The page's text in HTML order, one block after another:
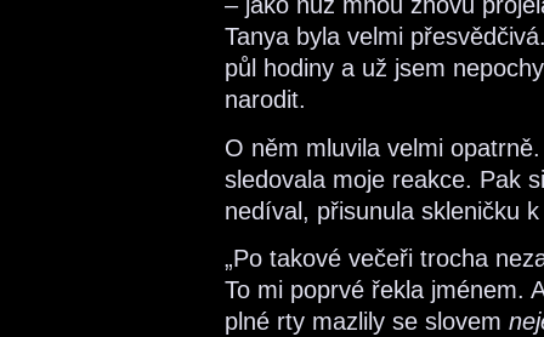
Tanya byla velmi
půl hodiny a už jsem
narodit.
O něm mluvila velmi
sledovala moje reakce. Pak
nedíval, přisunula skleničku
„Po takové večeři trocha
To mi poprvé řekla jménem.
plné rty mazlily se slovem